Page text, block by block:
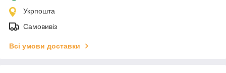
Укрпошта
Самовивіз
Всі умови доставки